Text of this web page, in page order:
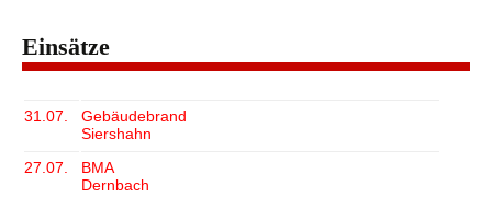
Einsätze
31.07.
Gebäudebrand
Siershahn
27.07.
BMA
Dernbach